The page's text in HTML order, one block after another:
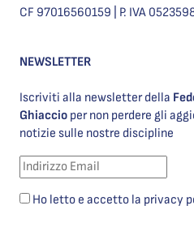
CF 97016560159 | P. IVA
NEWSLETTER
Iscriviti alla newsletter della
Ghiaccio per non perdere gli
notizie sulle nostre discipline
Ho letto e accetto la privacy